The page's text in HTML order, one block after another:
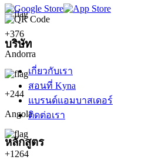
+376
Andorra
+244
Angola
+1264
บริษัท
เกี่ยวกับเรา
สอนที่ Kyna
แบรนด์แอมบาสเดอร์
ติดต่อเรา
หลักสูตร